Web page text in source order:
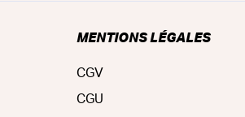
MENTIONS LÉGALES
CGV
CGU